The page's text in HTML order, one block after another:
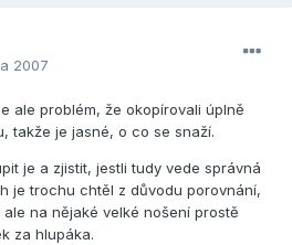
2007
ale problém, že okopírovali úplně
takže je jasné, o co se snaží.
je a zjistit, jestli tudy vede správná
je trochu chtěl z důvodu porovnání,
na nějaké velké nošení prostě
za hlupáka.